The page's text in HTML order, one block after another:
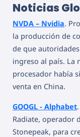
Noticias
NVDA – Nvidia.
la producción de
de que
ingreso al país. La
procesador había
venta en China.
GOOGL - Alphabet
Radiate, operador
Stonepeak, para